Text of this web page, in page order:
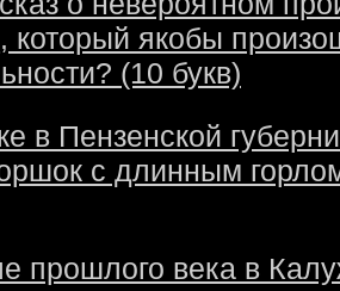
который якобы
(10 букв)
в Пензенской
с длинным
прошлого века в